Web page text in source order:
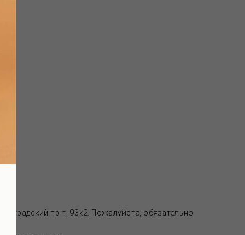
пр-т, 93к2. Пожалуйста, обязательно